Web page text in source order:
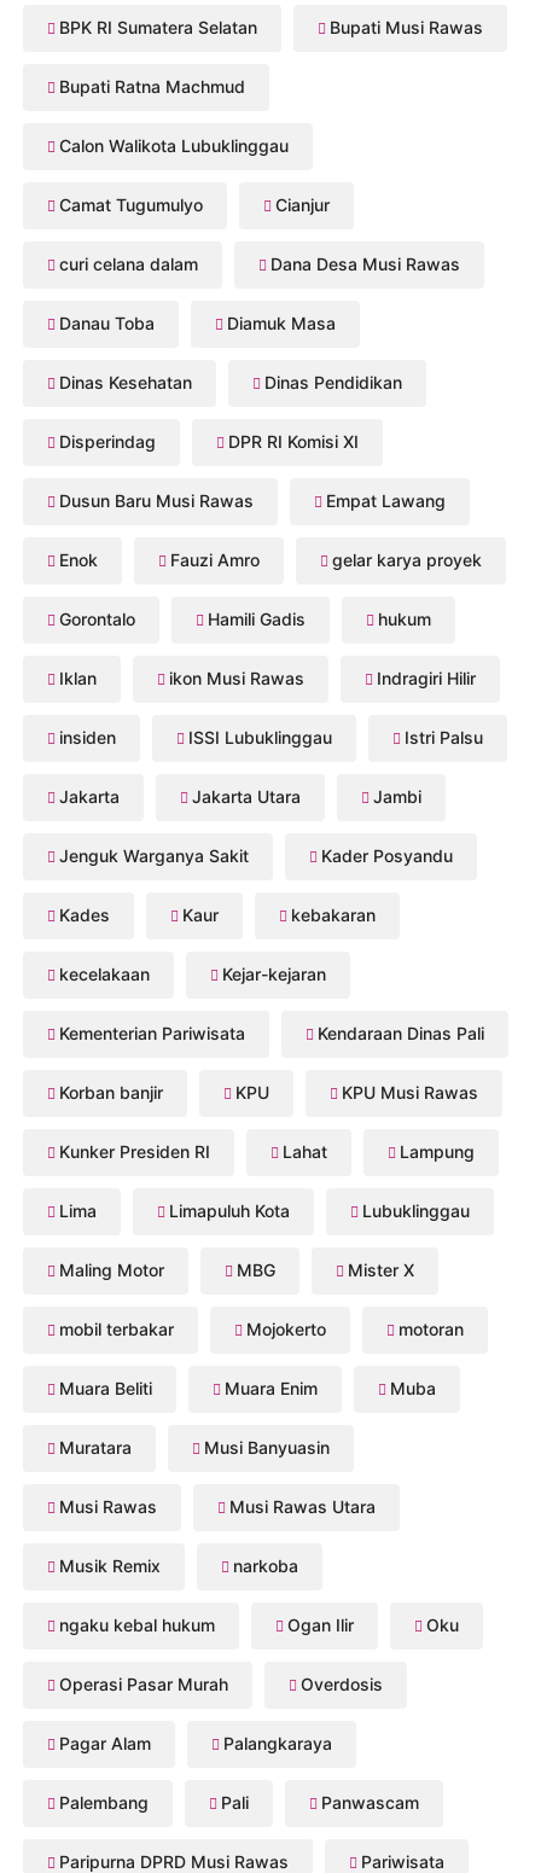
BPK RI Sumatera Selatan Bupati Musi Rawas
Bupati Ratna Machmud
Calon Walikota Lubuklinggau
Camat Tugumulyo Cianjur
curi celana dalam Dana Desa Musi Rawas
Danau Toba Diamuk Masa
Dinas Kesehatan Dinas Pendidikan
Disperindag DPR RI Komisi XI
Dusun Baru Musi Rawas Empat Lawang
Enok Fauzi Amro gelar karya proyek
Gorontalo Hamili Gadis hukum
Iklan ikon Musi Rawas Indragiri Hilir
insiden ISSI Lubuklinggau Istri Palsu
Jakarta Jakarta Utara Jambi
Jenguk Warganya Sakit Kader Posyandu
Kades Kaur kebakaran
kecelakaan Kejar-kejaran
Kementerian Pariwisata Kendaraan Dinas Pali
Korban banjir KPU KPU Musi Rawas
Kunker Presiden RI Lahat Lampung
Lima Limapuluh Kota Lubuklinggau
Maling Motor MBG Mister X
mobil terbakar Mojokerto motoran
Muara Beliti Muara Enim Muba
Muratara Musi Banyuasin
Musi Rawas Musi Rawas Utara
Musik Remix narkoba
ngaku kebal hukum Ogan Ilir Oku
Operasi Pasar Murah Overdosis
Pagar Alam Palangkaraya
Palembang Pali Panwascam
Paripurna DPRD Musi Rawas Pariwisata